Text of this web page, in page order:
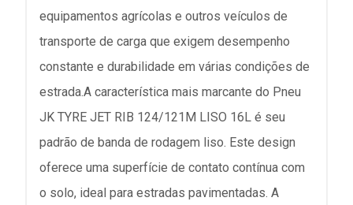
equipamentos agrícolas e outros veículos de
transporte de carga que exigem desempenho
constante e durabilidade em várias condições de
estrada.A característica mais marcante do Pneu
JK TYRE JET RIB 124/121M LISO 16L é seu
padrão de banda de rodagem liso. Este design
oferece uma superfície de contato contínua com
o solo, ideal para estradas pavimentadas. A